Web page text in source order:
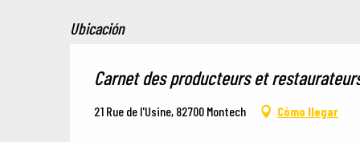
Ubicación
Carnet des producteurs et
21 Rue de l'Usine, 82700 Montech Cómo llegar